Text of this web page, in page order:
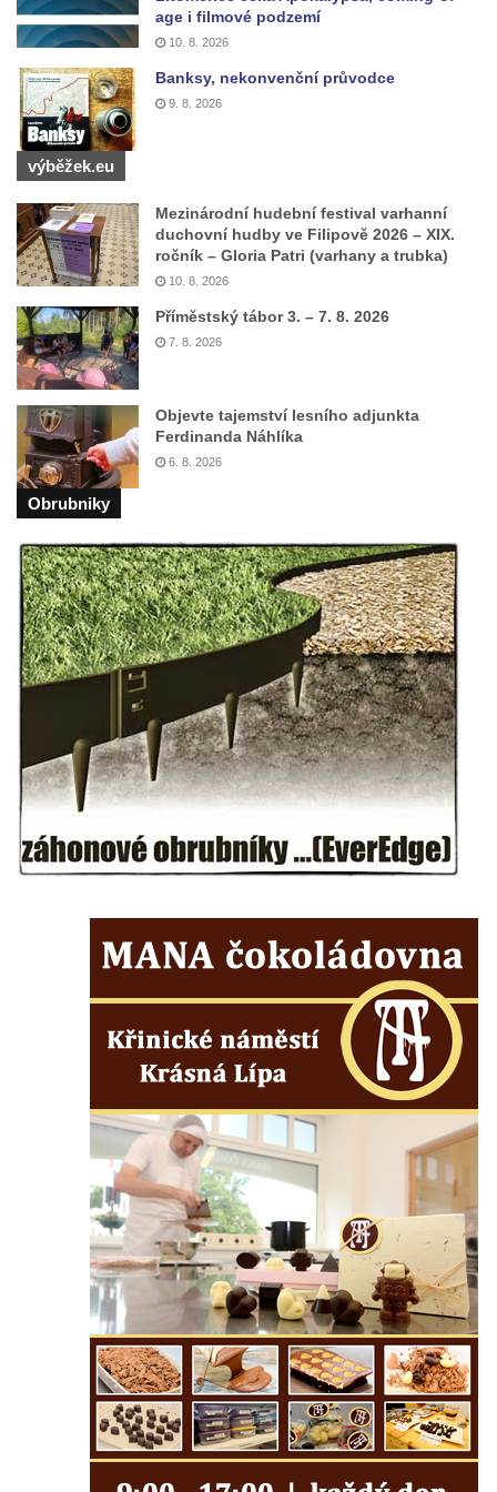
Lischkeova kaple severně od Dolní
Chřibské
Farská kaple pod Širokým vrchem
Kostel svatého Michaela v Nové Roli
Kostel svatých Petra a Pavla v Kadani
Kostel svaté Anny v Kadani
Chrám pokoje v Hrádku nad Nisou
Kostel svatého Bartoloměje v Hrádku nad
Nisou
Kostel svatého Mikuláše v Tisové u
Tachova
Kostel svatého Vavřince v Náchodě
Kostel svaté Kateřiny Alexandrijské ve
Vysokém nad Jizerou
Kostel svatého Prokopa v Jablonci nad
Jizerou
Kramáře ve Vysokém nad Jizerou
Evangelický kostel (Centrum setkávání) v
Dolní Poustevně
Kostel Nanebevstupení Páně na hřbitově v
Mikulášovicích
Kostel Nanebevzetí Panny Marie na Velkém
náměstí v Hradci Králové
Kaple svatého Klimenta u Bílé věže v
Hradci Králové
Katedrální kostel Svatého Ducha na Velkém
Kostel svatých Petra a Pavla v Mimoni
Kaple na návsi v Radosticích
Újezdě
Kaple v Režném Újezdě
Kaple v Bílince
Kostel Čtrnácti svatých pomocníků v
Mělníku
Kaple v areálu kostela svaté Ludmily v
Mělníku
Kostel svaté Ludmily v Mělníku
Evangelický kostel v Mělníku
Kostel svatého Víta v Dobřanech
Kostel svatého Mikuláše v Dobřanech
Kostel Nanebevzetí Panny Marie v
Netolicích
Kostel svatého Václava v Netolicích
age i filmové podzemí
10. 8. 2026
Banksy, nekonvenční průvodce
9. 8. 2026
výběžek.eu
Mezinárodní hudební festival varhanní
duchovní hudby ve Filipově 2026 – XIX.
ročník – Gloria Patri (varhany a trubka)
10. 8. 2026
Příměstský tábor 3. – 7. 8. 2026
7. 8. 2026
Objevte tajemství lesního adjunkta
Ferdinanda Náhlíka
6. 8. 2026
Obrubniky